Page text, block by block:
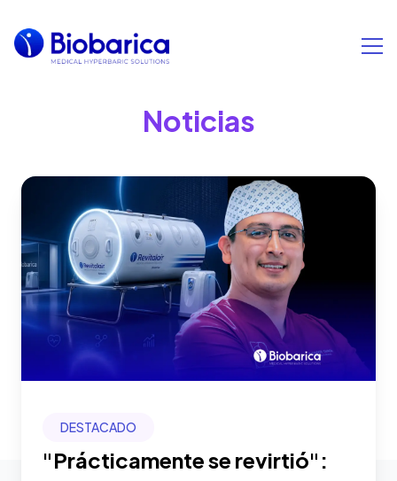
Noticias
DESTACADO
"Prácticamente se revirtió":